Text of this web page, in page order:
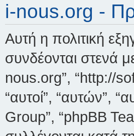
i-nous.org -
Αυτή η πολιτική
συνδέονται στενά
nous.org”, “http://
“αυτοί”, “αυτών”,
Group”, “phpBB